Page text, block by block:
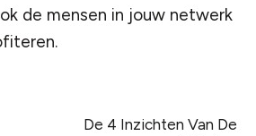
de mensen in jouw netwerk
De 4 Inzichten Van De